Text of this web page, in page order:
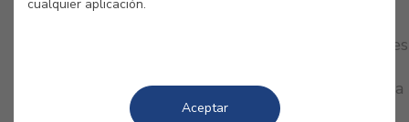
Disfruta de la naturaleza en tu hogar con los verdes
empolvados… ¡Combina diferentes tonalidades para
sentirte inmerso en un bosque de sensaciones!
cualquier aplicación.
Aceptar